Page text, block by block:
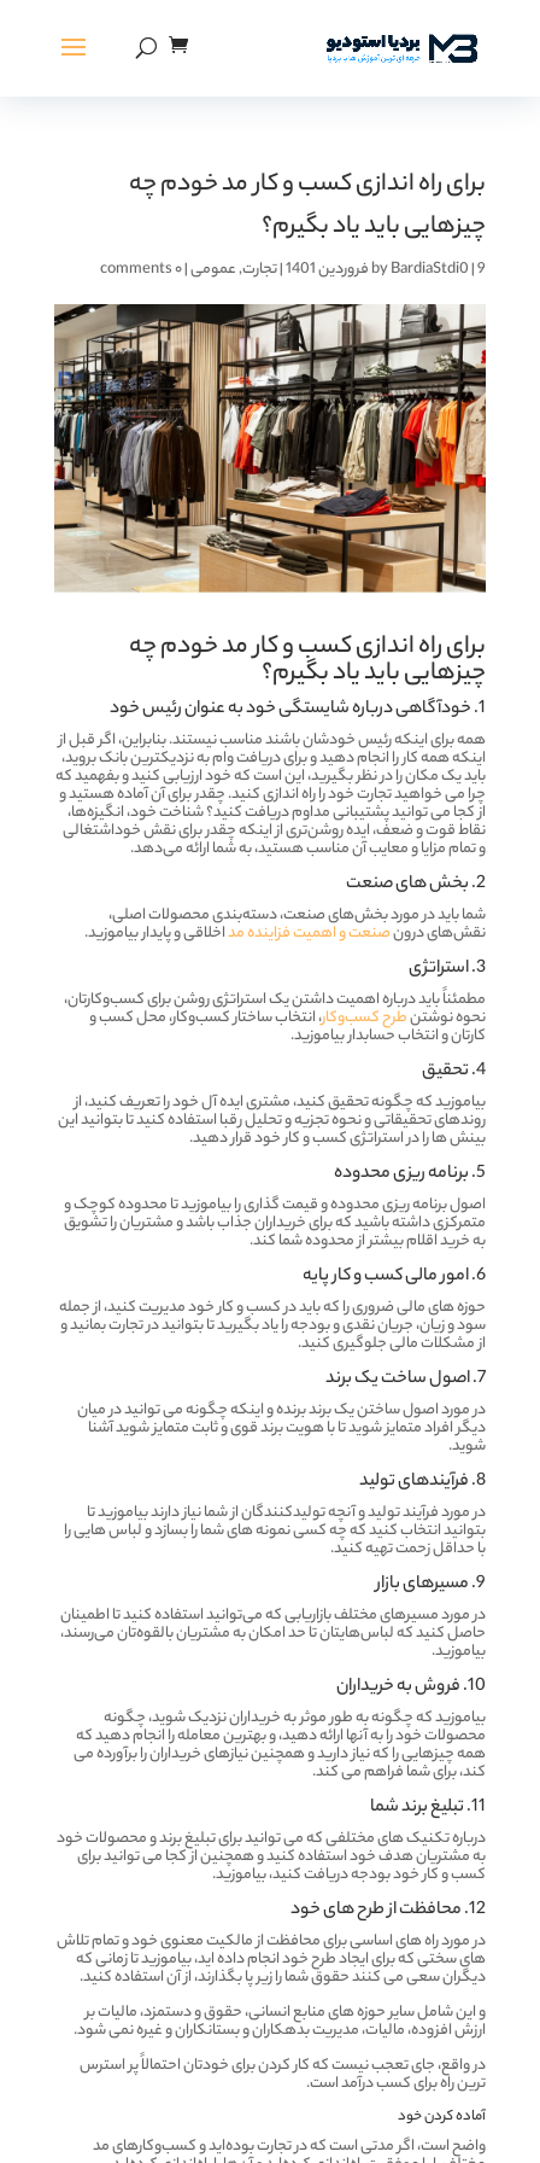
برای راه اندازی کسب و کار مد خودم چه
چیزهایی باید یاد بگیرم؟
byBardiaStdi0|9 فروردین 1401 |تجارت,عمومی|۰ comments
برای راه اندازیکسب و کار مدخودم چه
چیزهایی باید یاد بگیرم؟
1. خودآگاهی درباره شایستگی خود به عنوان رئیس خود
همه برای اینکه رئیس خودشان باشند مناسب نیستند. بنابراین، اگر قبل از
اینکه همه کار را انجام دهید و برای دریافت وام به نزدیکترین بانک بروید،
باید یک مکان را در نظر بگیرید، این است که خود ارزیابی کنید و بفهمید که
چرا می خواهید تجارت خود را راه اندازی کنید. چقدر برای آن آماده هستید و
از کجا می توانید پشتیبانی مداوم دریافت کنید؟ شناخت خود، انگیزه‌ها،
نقاط قوت و ضعف، ایده روشن‌تری از اینکه چقدر برای نقش خوداشتغالی
و تمام مزایا و معایب آن مناسب هستید، به شما ارائه می‌دهد.
2. بخش های صنعت
شما باید در مورد بخش‌های صنعت، دسته‌بندی محصولات اصلی،
نقش‌های درونصنعت و اهمیت فزاینده مداخلاقی و پایدار بیاموزید.
3. استراتژی
مطمئناً باید درباره اهمیت داشتن یک استراتژی روشن برای کسب‌وکارتان،
نحوه نوشتنطرح کسب‌وکار، انتخاب ساختار کسب‌وکار، محل کسب و
کارتان و انتخاب حسابدار بیاموزید.
4. تحقیق
بیاموزید که چگونه تحقیق کنید، مشتری ایده آل خود را تعریف کنید، از
روندهای تحقیقاتی و نحوه تجزیه و تحلیل رقبا استفاده کنید تا بتوانید این
بینش ها را در استراتژی کسب و کار خود قرار دهید.
5. برنامه ریزی محدوده
اصول برنامه ریزی محدوده و قیمت گذاری را بیاموزید تا محدوده کوچک و
متمرکزی داشته باشید که برای خریداران جذاب باشد و مشتریان را تشویق
به خرید اقلام بیشتر از محدوده شما کند.
6. امور مالی کسب و کار پایه
حوزه های مالی ضروری را که باید در کسب و کار خود مدیریت کنید، از جمله
سود و زیان، جریان نقدی و بودجه را یاد بگیرید تا بتوانید در تجارت بمانید و
از مشکلات مالی جلوگیری کنید.
7. اصول ساخت یک برند
در مورد اصول ساختن یک برند برنده و اینکه چگونه می توانید در میان
دیگر افراد متمایز شوید تا با هویت برند قوی و ثابت متمایز شوید آشنا
شوید.
8. فرآیندهای تولید
در مورد فرآیند تولید و آنچه تولیدکنندگان از شما نیاز دارند بیاموزید تا
بتوانید انتخاب کنید که چه کسی نمونه های شما را بسازد و لباس هایی را
با حداقل زحمت تهیه کنید.
9. مسیرهای بازار
در مورد مسیرهای مختلف بازاریابی که می‌توانید استفاده کنید تا اطمینان
حاصل کنید که لباس‌هایتان تا حد امکان به مشتریان بالقوه‌تان می‌رسند،
بیاموزید.
10. فروش به خریداران
بیاموزید که چگونه به طور موثر به خریداران نزدیک شوید، چگونه
محصولات خود را به آنها ارائه دهید، و بهترین معامله را انجام دهید که
همه چیزهایی را که نیاز دارید و همچنین نیازهای خریداران را برآورده می
کند، برای شما فراهم می کند.
11. تبلیغ برند شما
درباره تکنیک های مختلفی که می توانید برای تبلیغ برند و محصولات خود
به مشتریان هدف خود استفاده کنید و همچنین از کجا می توانید برای
کسب و کار خود بودجه دریافت کنید، بیاموزید.
12. محافظت از طرح های خود
در مورد راه های اساسی برای محافظت از مالکیت معنوی خود و تمام تلاش
های سختی که برای ایجاد طرح خود انجام داده اید، بیاموزید تا زمانی که
دیگران سعی می کنند حقوق شما را زیر پا بگذارند، از آن استفاده کنید.
و این شامل سایر حوزه های منابع انسانی، حقوق و دستمزد، مالیات بر
ارزش افزوده، مالیات، مدیریت بدهکاران و بستانکاران و غیره نمی شود.
در واقع، جای تعجب نیست که کار کردن برای خودتان احتمالاً پر استرس
ترین راه برای کسب درآمد است.
آماده کردن خود
واضح است، اگر مدتی است که در تجارت بوده‌اید و کسب‌وکارهای مد